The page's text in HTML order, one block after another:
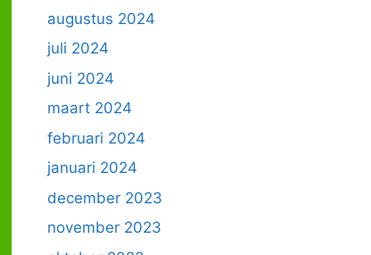
augustus 2024
juli 2024
juni 2024
maart 2024
februari 2024
januari 2024
december 2023
november 2023